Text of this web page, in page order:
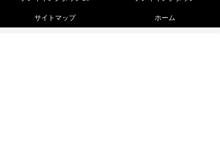
サイトマップ ホーム